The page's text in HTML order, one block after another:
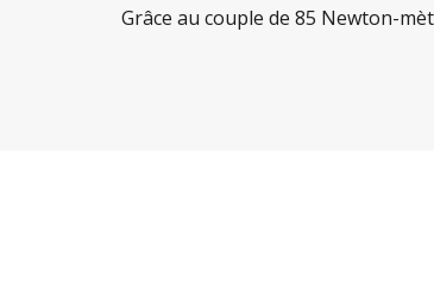
Grâce au couple de 85 Newton-